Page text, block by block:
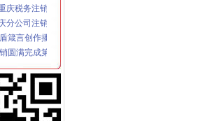
分公司注销措施深入推进创先争优活动
箴言创作播活动
圆满完成第一阶段店招整工作
”重庆营业执照注销扶持微型企业发展
代办公司关怀、帮扶三项机制深入开展创先争优活动
办公司做好创先争优“一讲二评三公示”活动
三项工作确保户籍制度改革实现阶段目标
名商标